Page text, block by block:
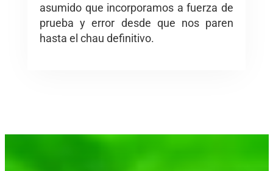
asumido que incorporamos a fuerza de
prueba y error desde que nos paren
hasta el chau definitivo.